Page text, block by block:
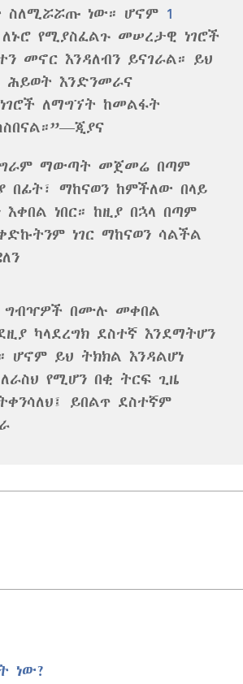
ስለሚሯሯጡ ነው። ሆኖም 1
ለኑሮ የሚያስፈልጉ መሠረታዊ ነገሮች
መኖር እንዳለብን ይናገራል። ይህ
ሕይወት እንድንመራና
ለማግኘት ከመልፋት
ማውጣት መጀመሬ በጣም
በፊት፣ ማከናወን ከምችለው በላይ
እቀበል ነበር። ከዚያ በኋላ በጣም
ነገር ማከናወን ሳልችል
ግብዣዎች በሙሉ መቀበል
ካላደረግክ ደስተኛ እንደማትሆን
ሆኖም ይህ ትክክል እንዳልሆነ
የሚሆን በቂ ትርፍ ጊዜ
ይበልጥ ደስተኛም
ነው?